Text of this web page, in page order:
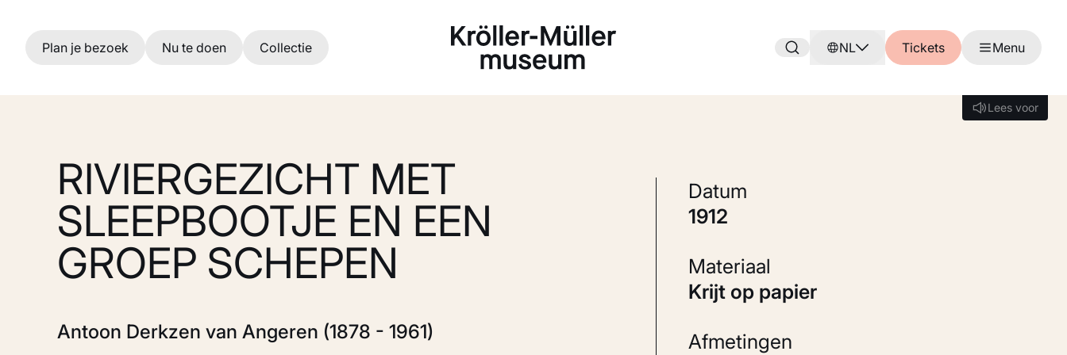
Ga naar hoofdinhoud
Plan je bezoek Nu te doen Collectie NL Tickets Menu
Lees voor
Lees voor
RIVIERGEZICHT MET
SLEEPBOOTJE EN EEN
GROEP SCHEPEN
Antoon Derkzen van Angeren (1878 - 1961)
Datum
1912
Materiaal
Krijt op papier
Afmetingen